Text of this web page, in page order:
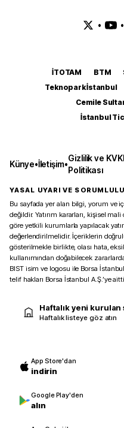
• •
İTOTAM BTM
Teknopark İstanbul
Cemile
İstanbul
Künye•İletişim•
Gizlilik ve
Politikası
YASAL UYARI VE
Bu sayfada yer alan bilgi, yorum ve
değildir. Yatırım kararları, kişisel
göre yetkili kurumlarla yapılacak
değerlendirilmelidir. İçeriklerin
gösterilmekle birlikte, olası hata,
kullanımından doğabilecek
BIST isim ve logosu ile Borsa
telif hakları Borsa İstanbul A.Ş.’ye
Haftalık yeni
Haftalık listeye göz atın
App Store'dan
indirin
Google Play'den
alın